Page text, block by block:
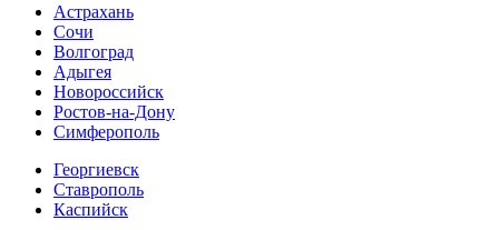
Астрахань
Сочи
Волгоград
Адыгея
Новороссийск
Ростов-на-Дону
Симферополь
Георгиевск
Ставрополь
Каспийск